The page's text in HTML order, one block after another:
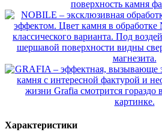
Характеристики